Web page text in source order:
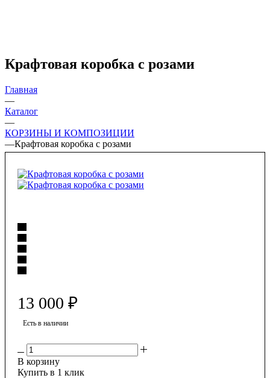
Крафтовая коробка с розами
Главная
—
Каталог
—
КОРЗИНЫ И КОМПОЗИЦИИ
—Крафтовая коробка с розами
13 000 ₽
Есть в наличии
В корзину
Купить в 1 клик